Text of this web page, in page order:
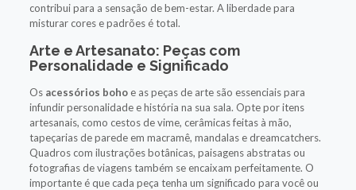
contribui para a sensação de bem-estar. A liberdade para
misturar cores e padrões é total.
Arte e Artesanato: Peças com
Personalidade e Significado
Os acessórios bohoe as peças de arte são essenciais para
infundir personalidade e história na sua sala. Opte por itens
artesanais, como cestos de vime, cerâmicas feitas à mão,
tapeçarias de parede em macramê, mandalas e dreamcatchers.
Quadros com ilustrações botânicas, paisagens abstratas ou
fotografias de viagens também se encaixam perfeitamente. O
importante é que cada peça tenha um significado para você ou